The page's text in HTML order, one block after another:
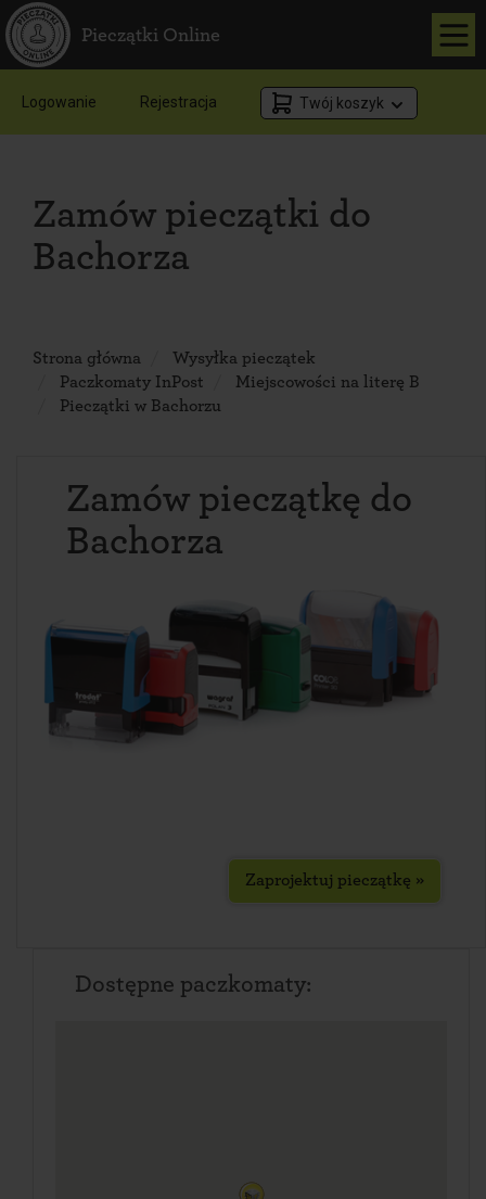
Pieczątki Online
Logowanie Rejestracja Twój koszyk
Zamów pieczątki do
Bachorza
Strona główna
Wysyłka pieczątek
Paczkomaty InPost
Miejscowości na literę B
Pieczątki w Bachorzu
Zamów pieczątkę do
Bachorza
Zaprojektuj pieczątkę »
Dostępne paczkomaty: